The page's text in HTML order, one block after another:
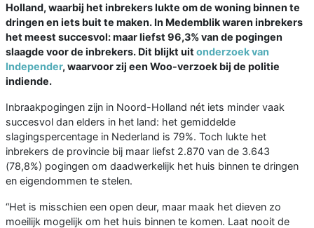
Holland, waarbij het inbrekers lukte om de woning binnen te
dringen en iets buit te maken. In Medemblik waren inbrekers
het meest succesvol: maar liefst 96,3% van de pogingen
slaagde voor de inbrekers. Dit blijkt uit onderzoek van
Independer, waarvoor zij een Woo-verzoek bij de politie
indiende.
Inbraakpogingen zijn in Noord-Holland nét iets minder vaak
succesvol dan elders in het land: het gemiddelde
slagingspercentage in Nederland is 79%. Toch lukte het
inbrekers de provincie bij maar liefst 2.870 van de 3.643
(78,8%) pogingen om daadwerkelijk het huis binnen te dringen
en eigendommen te stelen.
“Het is misschien een open deur, maar maak het dieven zo
moeilijk mogelijk om het huis binnen te komen. Laat nooit de